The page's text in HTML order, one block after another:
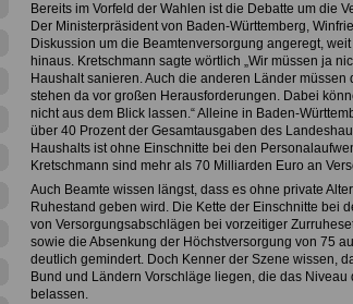
Bereits im Vorfeld der Wahlen ist die Debatte um die
Der Ministerpräsident von Baden-Württemberg,
Diskussion um die Beamtenversorgung angeregt,
hinaus. Kretschmann sagte wörtlich „Wir müssen ja
Haushalt sanieren. Auch die anderen Länder
stehen da vor großen Herausforderungen. Dabei
nicht aus dem Blick lassen.“ Alleine in Baden-
über 40 Prozent der Gesamtausgaben des
Haushalts ist ohne Einschnitte bei den
Kretschmann sind mehr als 70 Milliarden Euro an
Auch Beamte wissen längst, dass es ohne private
Ruhestand geben wird. Die Kette der Einschnitte bei
von Versorgungsabschlägen bei vorzeitiger
sowie die Absenkung der Höchstversorgung von 75
deutlich gemindert. Doch Kenner der Szene wissen,
Bund und Ländern Vorschläge liegen, die das
belassen.